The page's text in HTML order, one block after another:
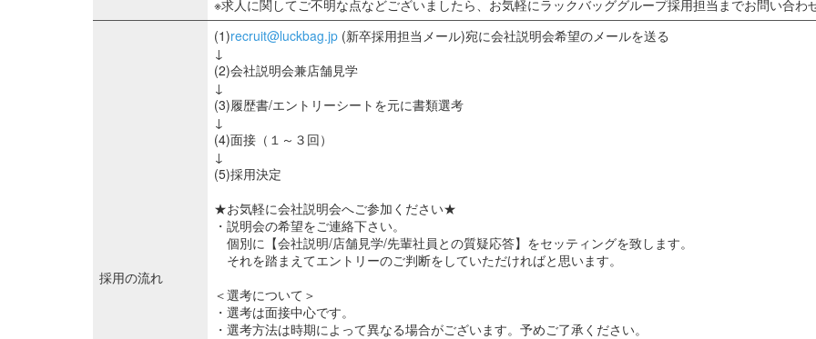
※求人に関してご不明な点などございましたら、お気軽にラックバッググループ採用担当までお問い合わ
採用の流れ
(1)recruit@luckbag.jp (新卒採用担当メール)宛に会社説明会希望のメールを送る
↓
(2)会社説明会兼店舗見学
↓
(3)履歴書/エントリーシートを元に書類選考
↓
(4)面接（１～３回）
↓
(5)採用決定
★お気軽に会社説明会へご参加ください★
・説明会の希望をご連絡下さい。
個別に【会社説明/店舗見学/先輩社員との質疑応答】をセッティングを致します。
それを踏まえてエントリーのご判断をしていただければと思います。
＜選考について＞
・選考は面接中心です。
・選考方法は時期によって異なる場合がございます。予めご了承ください。